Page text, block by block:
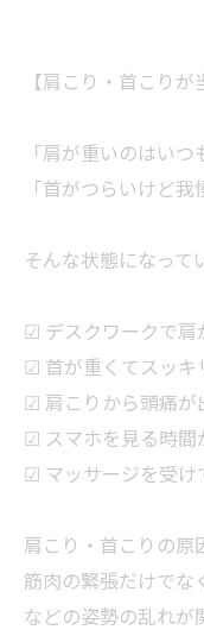
【肩こり・首こり
「肩が重いのはいつ
「首がつらいけど我
そんな状態になって
☑ デスクワークで肩
☑ 首が重くてスッキ
☑ 肩こりから頭痛が
☑ スマホを見る時間
☑ マッサージを受け
肩こり・首こりの原
筋肉の緊張だけでな
などの姿勢の乱れが